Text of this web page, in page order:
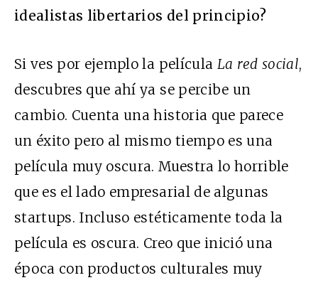
idealistas libertarios del principio?
Si ves por ejemplo la película La red social,
descubres que ahí ya se percibe un
cambio. Cuenta una historia que parece
un éxito pero al mismo tiempo es una
película muy oscura. Muestra lo horrible
que es el lado empresarial de algunas
startups. Incluso estéticamente toda la
película es oscura. Creo que inició una
época con productos culturales muy